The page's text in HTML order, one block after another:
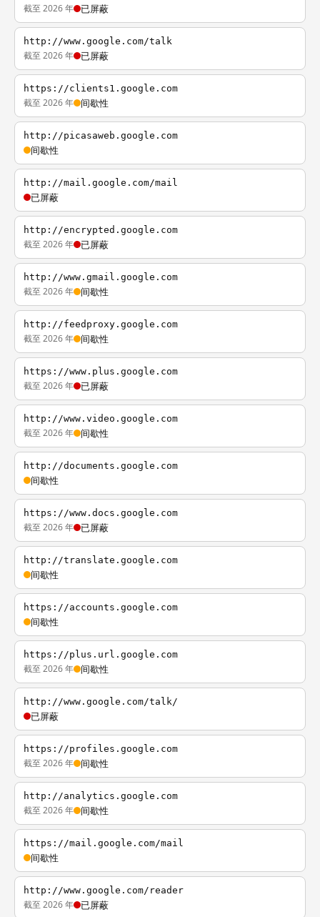
截至 2026 年 已屏蔽
http://www.google.com/talk
截至 2026 年 已屏蔽
https://clients1.google.com
截至 2026 年 间歇性
http://picasaweb.google.com
间歇性
http://mail.google.com/mail
已屏蔽
http://encrypted.google.com
截至 2026 年 已屏蔽
http://www.gmail.google.com
截至 2026 年 间歇性
http://feedproxy.google.com
截至 2026 年 间歇性
https://www.plus.google.com
截至 2026 年 已屏蔽
http://www.video.google.com
截至 2026 年 间歇性
http://documents.google.com
间歇性
https://www.docs.google.com
截至 2026 年 已屏蔽
http://translate.google.com
间歇性
https://accounts.google.com
间歇性
https://plus.url.google.com
截至 2026 年 间歇性
http://www.google.com/talk/
已屏蔽
https://profiles.google.com
截至 2026 年 间歇性
http://analytics.google.com
截至 2026 年 间歇性
https://mail.google.com/mail
间歇性
http://www.google.com/reader
截至 2026 年 已屏蔽